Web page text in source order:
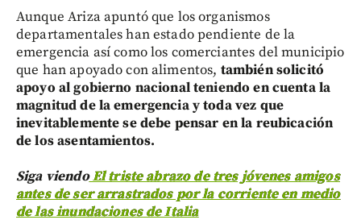
Aunque Ariza apuntó que los organismos
departamentales han estado pendiente de la
emergencia así como los comerciantes del municipio
que han apoyado con alimentos, también solicitó
apoyo al gobierno nacional teniendo en cuenta la
magnitud de la emergencia y toda vez que
inevitablemente se debe pensar en la reubicación
de los asentamientos.
Siga viendoEl triste abrazo de tres jóvenes amigos
antes de ser arrastrados por la corriente en medio
de las inundaciones de Italia